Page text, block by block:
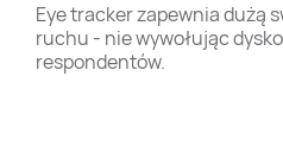
Eye tracker zapewnia dużą
ruchu - nie wywołując
respondentów.